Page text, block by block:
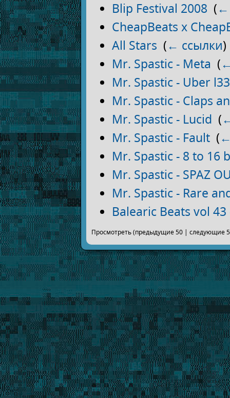
Blip Festival 2008 (←
CheapBeats x
All Stars (← ссылки)
Mr. Spastic - Meta (
Mr. Spastic - Uber
Mr. Spastic - Claps
Mr. Spastic - Lucid (
Mr. Spastic - Fault (
Mr. Spastic - 8 to 16
Mr. Spastic - SPAZ
Mr. Spastic - Rare
Balearic Beats vol
Просмотреть (предыдущие 50 | следующие